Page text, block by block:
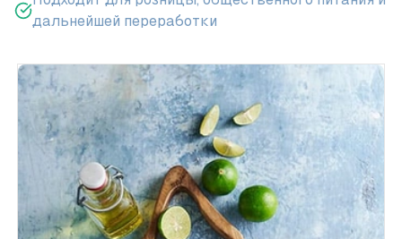
дальнейшей переработки